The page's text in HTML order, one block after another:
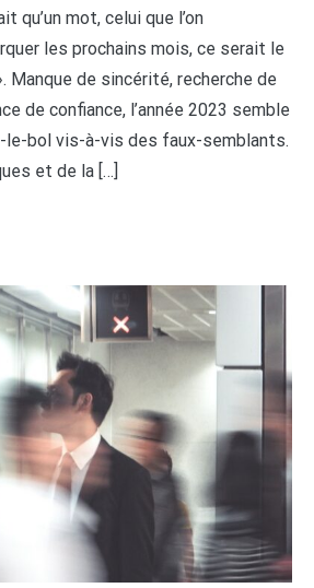
qu’un mot, celui que l’on
les prochains mois, ce serait le
Manque de sincérité, recherche de
de confiance, l’année 2023 semble
le-bol vis-à-vis des faux-semblants.
et de la […]